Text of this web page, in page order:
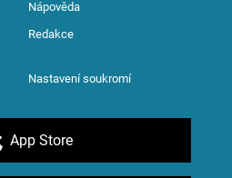
Nápověda
Redakce
Nastavení soukromí
App Store